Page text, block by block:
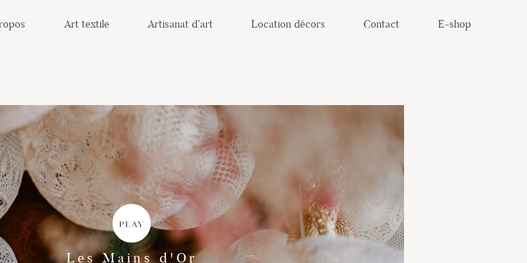
Art textile Artisanat d’art Location décors Contact E-shop
Les Mains d'Or